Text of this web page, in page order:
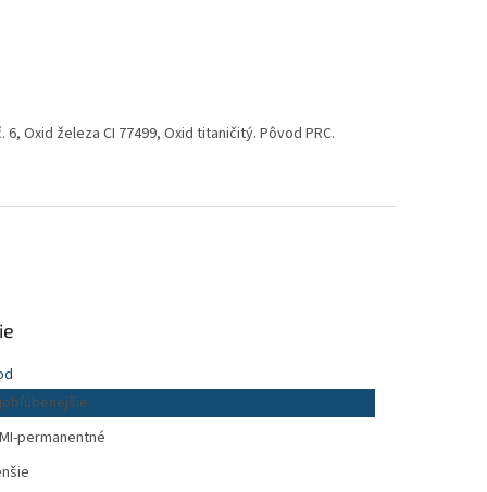
Oxid železa CI 77499, Oxid titaničitý. Pôvod PRC.
permanentné